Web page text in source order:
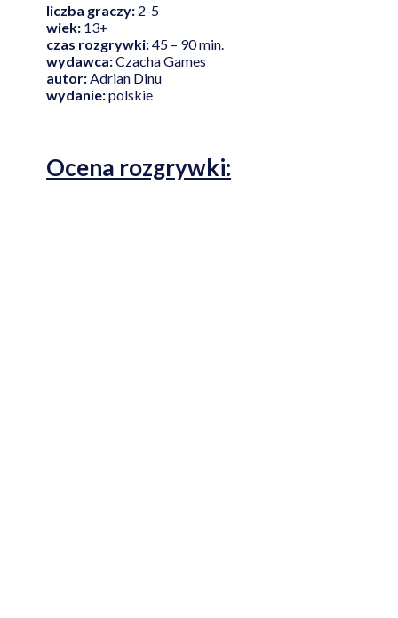
liczba graczy: 2-5
wiek: 13+
czas rozgrywki:45 – 90 min.
wydawca:Czacha Games
autor: Adrian Dinu
wydanie:polskie
Ocena rozgrywki: